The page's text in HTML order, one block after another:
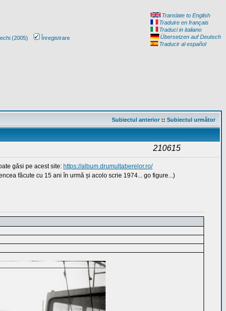
(2005)
Înregistrare
Translate to English
Traduire en français
Traduci in italiano
Übersetzen auf Deutsch
Traducir al español
Subiectul anterior:: Subiectul următor
210615
găsi pe acest site: https://album.drumultaberelor.ro/
făcute cu 15 ani în urmă și acolo scrie 1974... go figure...)